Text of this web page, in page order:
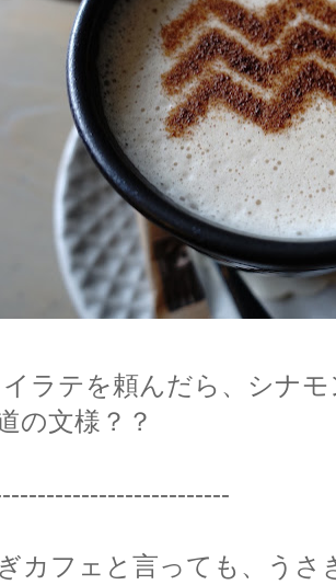
ラテを頼んだら、シナ
の文様？？
カフェと言っても、う